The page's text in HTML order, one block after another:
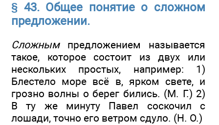
§ 43. Общее понятие о сложном
предложении.
Сложным предложением называется
такое, которое состоит из двух или
нескольких простых, например: 1)
Блестело море всё в, ярком свете, и
грозно волны о берег бились. (М. Г.) 2)
В ту же минуту Павел соскочил с
лошади, точно его ветром сдуло. (Н. О.)